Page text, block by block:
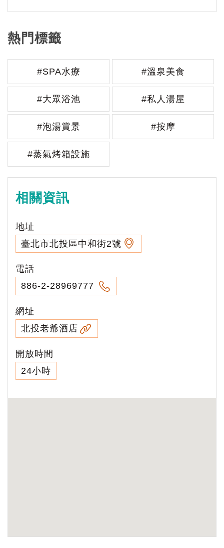
熱門標籤
#SPA水療 #溫泉美食
#大眾浴池 #私人湯屋
#泡湯賞景 #按摩
#蒸氣烤箱設施
相關資訊
地址
臺北市北投區中和街2號
電話
886-2-28969777
網址
北投老爺酒店
開放時間
24小時